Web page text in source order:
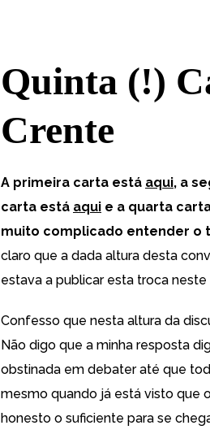
Quinta (!)
Crente
A primeira carta está aqui, a
carta está aqui e a quarta
muito complicado entender o
claro que a dada altura desta
estava a publicar esta troca neste
Confesso que nesta altura da
Não digo que a minha resposta
obstinada em debater até que
mesmo quando já está visto que
honesto o suficiente para se